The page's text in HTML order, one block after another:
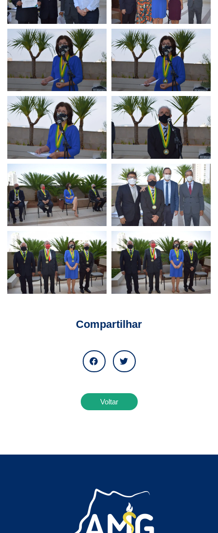
Compartilhar
Voltar